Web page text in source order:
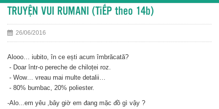
TRUYỆN VUI RUMANI (TiẾP theo 14b)
26/06/2016
Alooo… iubito, în ce ești acum îmbrăcată?
- Doar într-o pereche de chiloței roz.
- Wow… vreau mai multe detalii…
- 80% bumbac, 20% poliester.
-Alo...em yêu ,bây giờ em đang mặc đồ gì vậy ?